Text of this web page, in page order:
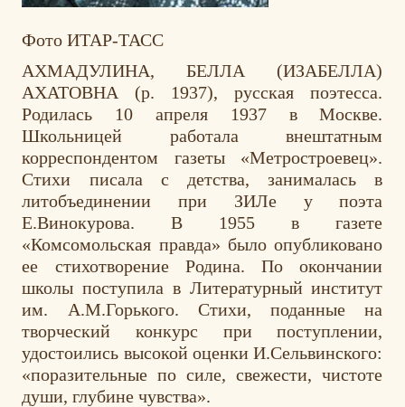
Фото ИТАР-ТАСС
АХМАДУЛИНА, БЕЛЛА (ИЗАБЕЛЛА)
АХАТОВНА (р. 1937), русская поэтесса.
Родилась 10 апреля 1937 в Москве.
Школьницей работала внештатным
корреспондентом газеты «Метростроевец».
Стихи писала с детства, занималась в
литобъединении при ЗИЛе у поэта
Е.Винокурова. В 1955 в газете
«Комсомольская правда» было опубликовано
ее стихотворение Родина. По окончании
школы поступила в Литературный институт
им. А.М.Горького. Стихи, поданные на
творческий конкурс при поступлении,
удостоились высокой оценки И.Сельвинского:
«поразительные по силе, свежести, чистоте
души, глубине чувства».